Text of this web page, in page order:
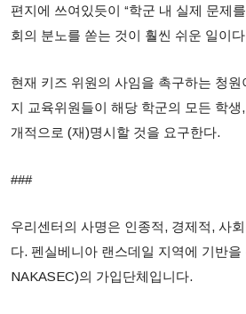
편지에 쓰여있듯이 “학군 내 실제 문제
회의 분노를 쏟는 것이 훨씬 쉬운 일이다
현재 키즈 위원의 사임을 촉구하는 청
지 교육위원들이 해당 학군의 모든 학
개적으로 (재)명시할 것을 요구한다.
###
우리센터의 사명은 인종적, 경제적, 사
다. 펜실베니아 랜스데일 지역에 기반
NAKASEC)의 가입단체입니다.